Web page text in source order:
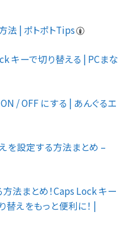
法 | ポトポトTips
キーで切り替える | PCまな
/ OFF にする | あんぐるエ
を設定する方法まとめ –
法まとめ！Caps Lock キー
えをもっと便利に！ |